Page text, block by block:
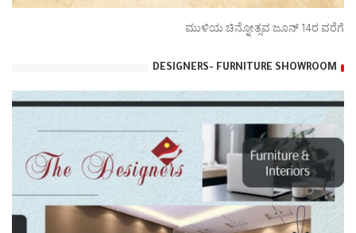
ಮುಳಿಯ ಚಿನ್ನೋತ್ಸವ ಜೂನ್ 14ರ ವರೆಗೆ
DESIGNERS- FURNITURE SHOWROOM